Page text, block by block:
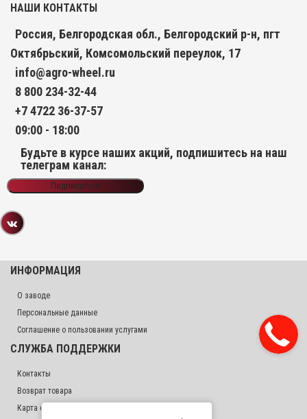
НАШИ КОНТАКТЫ
Россия, Белгородская обл., Белгородский р-н, пгт
Октябрьский, Комсомольский переулок, 17
info@agro-wheel.ru
8 800 234-32-44
+7 4722 36-37-57
09:00 - 18:00
Будьте в курсе наших акций, подпишитесь на наш
телеграм канал:
Подписаться
ИНФОРМАЦИЯ
О заводе
Персональные данные
Соглашение о пользовании услугами
СЛУЖБА ПОДДЕРЖКИ
Контакты
Возврат товара
Карта сайта